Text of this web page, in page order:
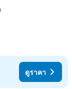
ดูราคา